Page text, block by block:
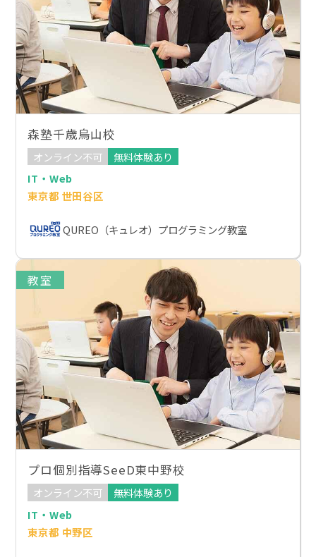
森塾千歳烏山校
オンライン不可
無料体験あり
IT・Web
東京都 世田谷区
QUREO（キュレオ）プログラミング教室
教室
プロ個別指導SeeD東中野校
オンライン不可
無料体験あり
IT・Web
東京都 中野区